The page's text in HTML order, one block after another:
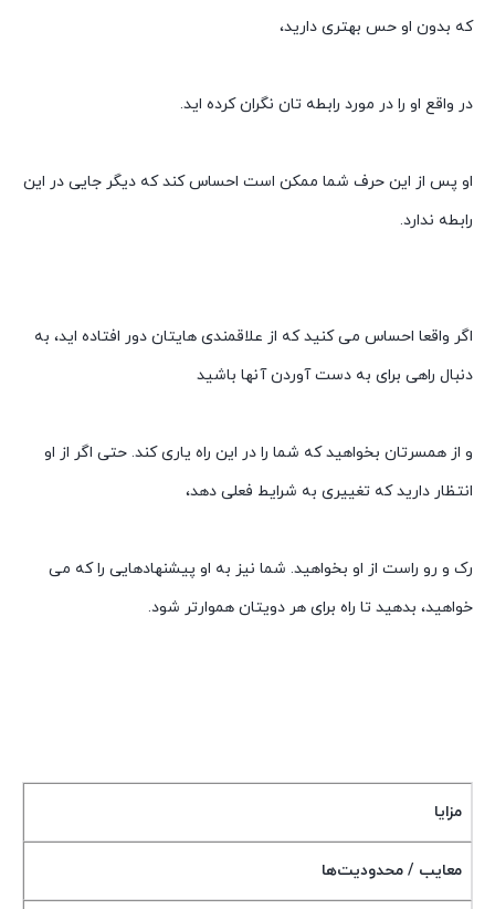
که بدون او حس بهتری دارید،
در واقع او را در مورد رابطه تان نگران کرده اید.
او پس از این حرف شما ممکن است احساس کند که دیگر جایی در این
رابطه ندارد.
اگر واقعا احساس می کنید که از علاقمندی هایتان دور افتاده اید، به
دنبال راهی برای به دست آوردن آنها باشید
و از همسرتان بخواهید که شما را در این راه یاری کند. حتی اگر از او
انتظار دارید که تغییری به شرایط فعلی دهد،
رک و رو راست از او بخواهید. شما نیز به او پیشنهادهایی را که می
خواهید، بدهید تا راه برای هر دویتان هموارتر شود.
مزایا
معایب / محدودیت‌ها